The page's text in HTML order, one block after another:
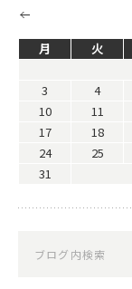
月 火
3
4
10
11
17
18
24
25
31